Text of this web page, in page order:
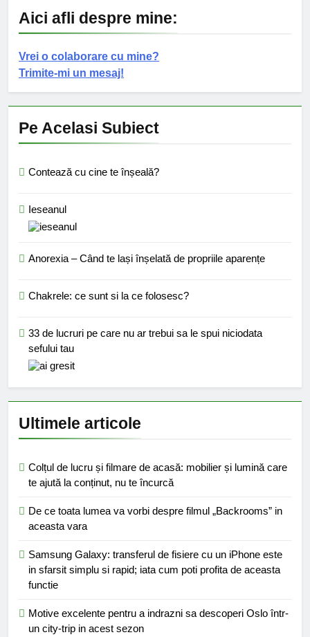
Aici afli despre mine:
Vrei o colaborare cu mine?
Trimite-mi un mesaj!
Pe Acelasi Subiect
Contează cu cine te înșeală?
Ieseanul
Anorexia – Când te lași înșelată de propriile aparențe
Chakrele: ce sunt si la ce folosesc?
33 de lucruri pe care nu ar trebui sa le spui niciodata
sefului tau
Ultimele articole
Colțul de lucru și filmare de acasă: mobilier și lumină care
te ajută la conținut, nu te încurcă
De ce toata lumea va vorbi despre filmul „Backrooms” in
aceasta vara
Samsung Galaxy: transferul de fisiere cu un iPhone este
in sfarsit simplu si rapid; iata cum poti profita de aceasta
functie
Motive excelente pentru a indrazni sa descoperi Oslo într-
un city-trip in acest sezon